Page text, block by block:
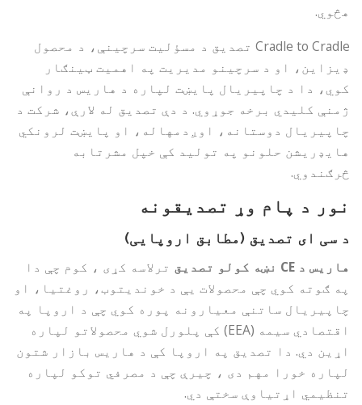
هڅوي.
Cradle to Cradle تصدیق د مسؤلیت سرچینې، د محصول
ډیزاین، او د سرچینو مدیریت په اهمیت ټینګار
کوي، دا د چاپیریال پایښت لپاره د هاریس د روانې
ژمنې کلیدي برخه جوړوي. د دې تصدیق له لارې، شرکت د
چاپیریال دوستانه، اوږدمهاله، او پایښت لرونکي
هایډریشن حلونو په تولید کې خپل مشرتابه
څرګندوي.
نور د پام وړ تصدیقونه
د سی ای تصدیق (مطابق اروپایی)
هاریس د CE نښه کولو تصدیق
ترلاسه کړی ، کوم چې دا
په ګوته کوي چې محصولات یې د خوندیتوب، روغتیا، او
چاپیریال ساتنې معیارونه پوره کوي چې د اروپا په
اقتصادي سیمه (EEA) کې پلورل شوي محصولاتو لپاره
اړین دي. دا تصدیق په اروپا کې د هاریس بازار شتون
لپاره خورا مهم دی ، چیرې چې د مصرفي توکو لپاره
تنظیمي اړتیاوې سختې دي.